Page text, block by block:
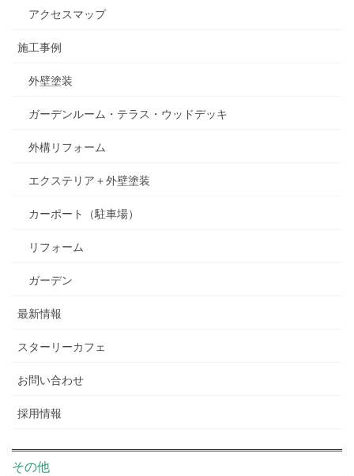
アクセスマップ
施工事例
外壁塗装
ガーデンルーム・テラス・ウッドデッキ
外構リフォーム
エクステリア＋外壁塗装
カーポート（駐車場）
リフォーム
ガーデン
最新情報
スターリーカフェ
お問い合わせ
採用情報
その他